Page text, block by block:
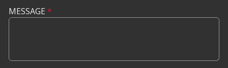
MESSAGE *